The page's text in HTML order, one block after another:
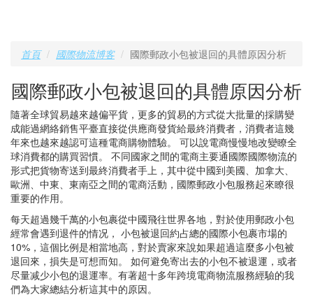
首頁 國際物流博客 國際郵政小包被退回的具體原因分析
國際郵政小包被退回的具體原因分析
隨著全球貿易越來越偏平貨，更多的貿易的方式從大批量的採購變
成能過網絡銷售平臺直接從供應商發貨給最終消費者，消費者這幾
年來也越來越認可這種電商購物體驗。 可以說電商慢慢地改變瞭全
球消費都的購買習慣。 不同國家之間的電商主要通國際國際物流的
形式把貨物寄送到最終消費者手上，其中從中國到美國、加拿大、
歐洲、中東、東南亞之間的電商活動，國際郵政小包服務起來瞭很
重要的作用。
每天超過幾千萬的小包裹從中國飛往世界各地，對於使用郵政小包
經常會遇到退件的情况， 小包被退回約占總的國際小包裹市場的
10%，這個比例是相當地高，對於賣家來說如果超過這麼多小包被
退回來，損失是可想而知。 如何避免寄出去的小包不被退運，或者
尽量减少小包的退運率。有著超十多年跨境電商物流服務經驗的我
們為大家總結分析這其中的原因。